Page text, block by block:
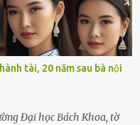
nghịch cát. Về chắc nó
– Ông Minh cười
con gái ríu rít chuẩn bị mà
vì còn bận buôn bán ở chợ,
chầm lấy mẹ trước khi đi:
Chiếc xe khách lăn
tài, 20 năm sau bà nội
Đại học Bách Khoa, tờ